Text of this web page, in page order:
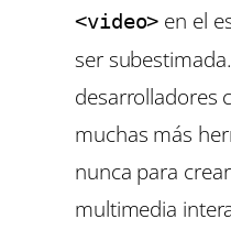
<video> en el
ser
desarrolladores
muchas más
nunca para
multimedia